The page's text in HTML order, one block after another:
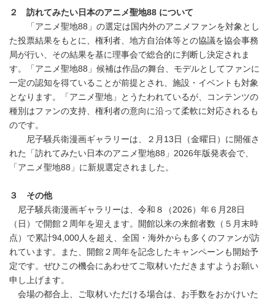
２ 訪れてみたい日本のアニメ聖地88 について
「アニメ聖地88」の選定は国内外のアニメファンを対象とし
た投票結果をもとに、権利者、地方自治体等との協議を協会事務
局が行い、その結果を基に理事会で総合的に判断し決定されま
す。「アニメ聖地88」候補は作品の舞台、モデルとしてファンに
一定の認知を得ていることが前提とされ、施設・イベントも対象
となります。「アニメ聖地」とうたわれているが、コンテンツの
種別はファンの支持、権利者の意向に沿って柔軟に対応されるも
のです。
尼子騒兵衛漫画ギャラリーは、２月13日（金曜日）に開催さ
れた「訪れてみたい日本のアニメ聖地88」2026年版発表会で、
「アニメ聖地88」に新規選定されました。
３ その他
尼子騒兵衛漫画ギャラリーは、令和８（2026）年６月28日
（日）で開館２周年を迎えます。開館以来の来館者数（５月末時
点）で累計94,000人を超え、全国・海外からも多くのファンが訪
れています。また、開館２周年を記念したキャンペーンも開始予
定です。ぜひこの機会にあわせてご取材いただきますようお願い
申し上げます。
会場の都合上、ご取材いただける場合は、お手数をおかけいた